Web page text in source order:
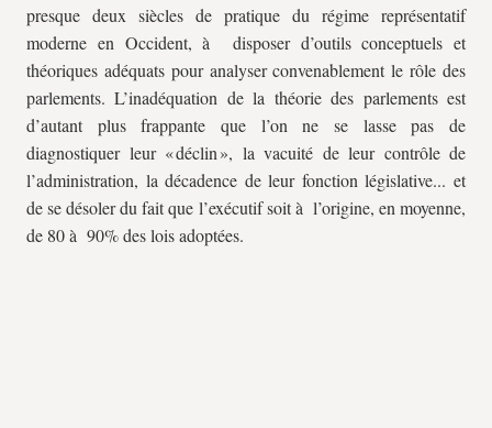
presque deux siècles de pratique du régime représentatif
moderne en Occident, à disposer d’outils conceptuels et
théoriques adéquats pour analyser convenablement le rôle des
parlements. L’inadéquation de la théorie des parlements est
d’autant plus frappante que l’on ne se lasse pas de
diagnostiquer leur « déclin », la vacuité de leur contrôle de
l’administration, la décadence de leur fonction législative... et
de se désoler du fait que l’exécutif soit à l’origine, en moyenne,
de 80 à 90% des lois adoptées.